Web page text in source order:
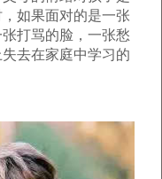
如果面对的是一张
打骂的脸，一张愁
去在家庭中学习的